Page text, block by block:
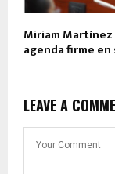
Miriam
agenda firme
LEAVE A